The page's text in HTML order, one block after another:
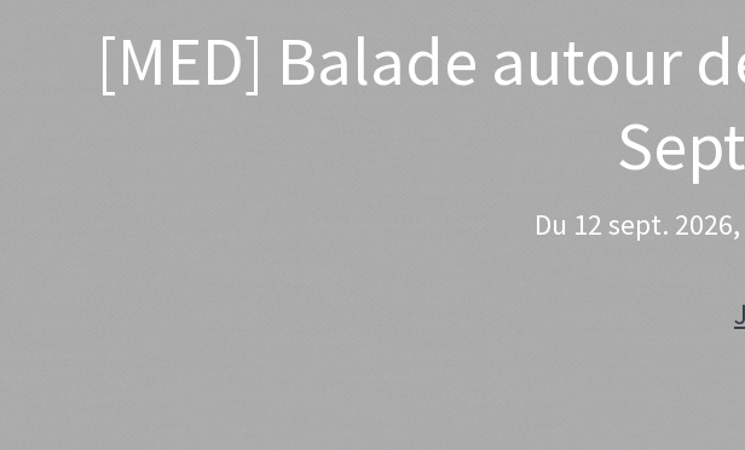
[MED] Balade autour
Du 12 sept.